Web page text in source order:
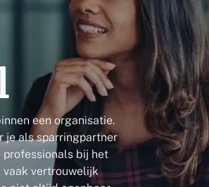
Blogs
Team
een organisatie.
je als sparringpartner
professionals bij het
vaak vertrouwelijk